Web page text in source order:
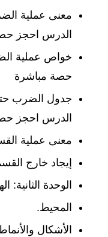
الدرس احجز
حصة مباشرة
الدرس احجز
معنى عملية
إيجاد خارج
الوحدة الثانية:
المحيط.
الأشكال